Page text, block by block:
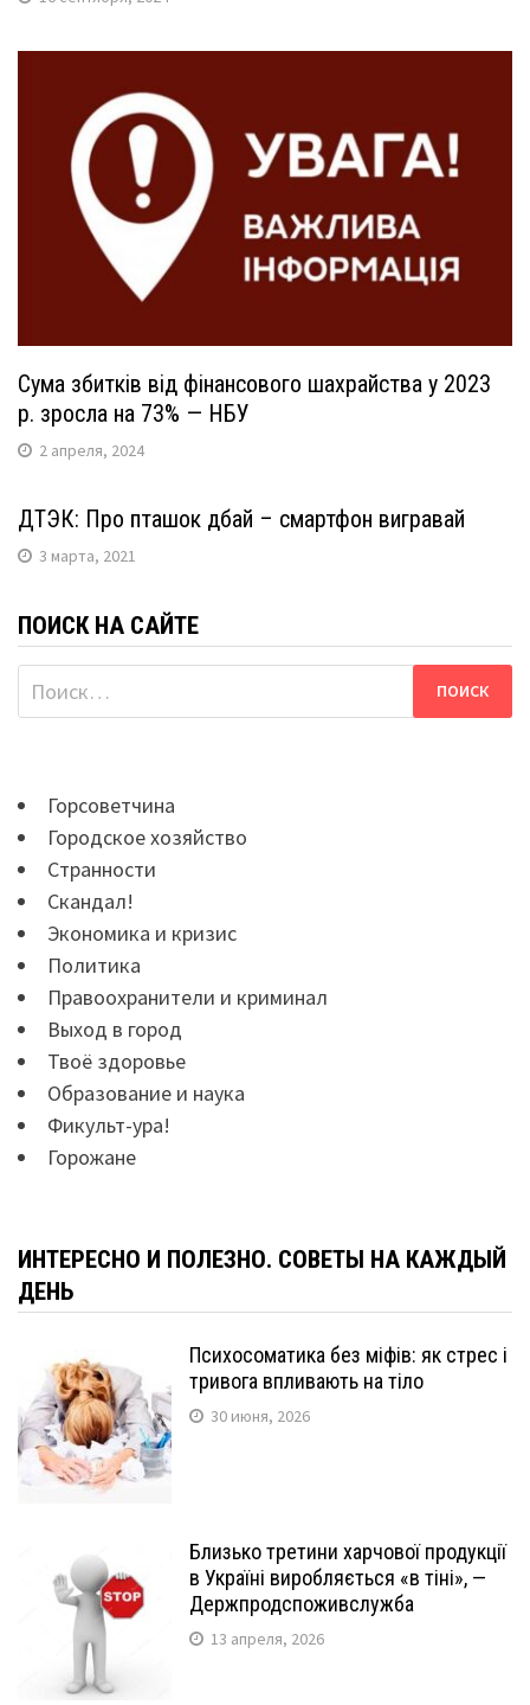
Сума збитків від фінансового шахрайства у 2023
р. зросла на 73% — НБУ
2 апреля, 2024
ДТЭК: Про пташок дбай – смартфон вигравай
3 марта, 2021
ПОИСК НА САЙТЕ
Найти:
Горсоветчина
Городское хозяйство
Странности
Скандал!
Экономика и кризис
Политика
Правоохранители и криминал
Выход в город
Твоё здоровье
Образование и наука
Фикульт-ура!
Горожане
ИНТЕРЕСНО И ПОЛЕЗНО. СОВЕТЫ НА КАЖДЫЙ
ДЕНЬ
Психосоматика без міфів: як стрес і
тривога впливають на тіло
30 июня, 2026
Близько третини харчової продукції
в Україні виробляється «в тіні», —
Держпродспоживслужба
13 апреля, 2026